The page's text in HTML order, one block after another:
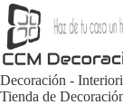
Saltar
al
contenido
Decoración -
Tienda de